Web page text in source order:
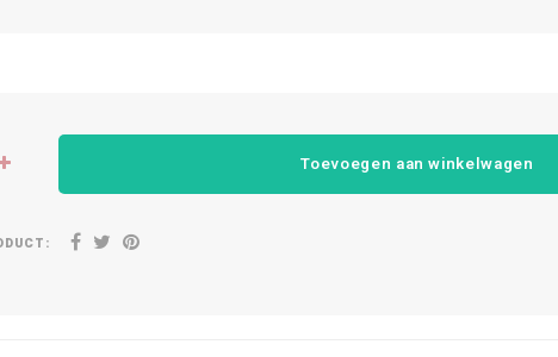
Toevoegen aan winkelwagen